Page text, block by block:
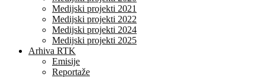
Medijski projekti 2021
Medijski projekti 2022
Medijski projekti 2024
Medijski projekti 2025
Arhiva RTK
Emisije
Reportaže